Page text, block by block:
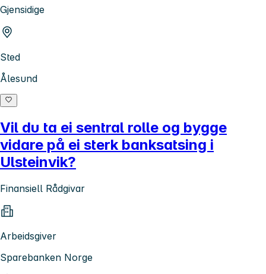
Gjensidige
Sted
Ålesund
Vil du ta ei sentral rolle og bygge
vidare på ei sterk banksatsing i
Ulsteinvik?
Finansiell Rådgivar
Arbeidsgiver
Sparebanken Norge